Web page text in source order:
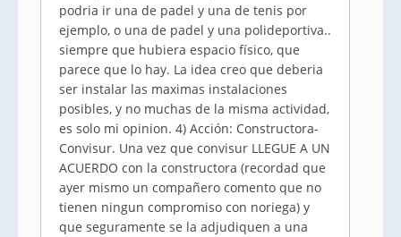
podria ir una de padel y una de tenis por
ejemplo, o una de padel y una polideportiva..
siempre que hubiera espacio físico, que
parece que lo hay. La idea creo que deberia
ser instalar las maximas instalaciones
posibles, y no muchas de la misma actividad,
es solo mi opinion. 4) Acción: Constructora-
Convisur. Una vez que convisur LLEGUE A UN
ACUERDO con la constructora (recordad que
ayer mismo un compañero comento que no
tienen ningun compromiso con noriega) y
que seguramente se la adjudiquen a una